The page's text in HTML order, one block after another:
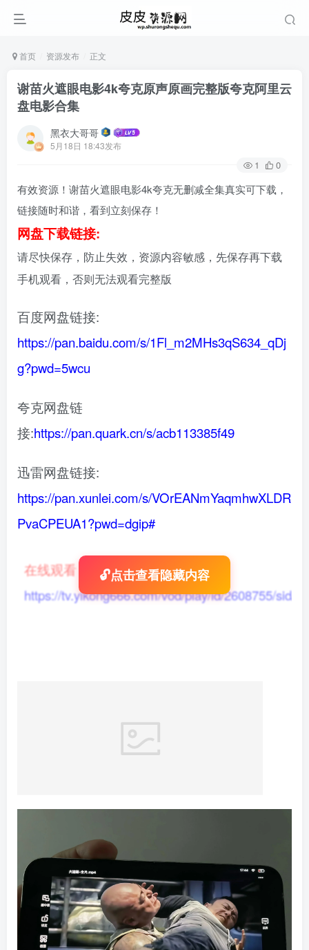
首页 资源发布 正文
谢苗火遮眼电影4k夸克原声原画完整版夸克阿里云
盘电影合集
黑衣大哥哥
5月18日 18:43发布
1 0
有效资源！谢苗火遮眼电影4k夸克无删减全集真实可下载，
链接随时和谐，看到立刻保存！
网盘下载链接:
请尽快保存，防止失效，资源内容敏感，先保存再下载
手机观看，否则无法观看完整版
百度网盘链接:
https://pan.baidu.com/s/1Fl_m2MHs3qS634_qDj
g?pwd=5wcu
夸克网盘链
接:https://pan.quark.cn/s/acb113385f49
迅雷网盘链接:
https://pan.xunlei.com/s/VOrEANmYaqmhwXLDR
PvaCPEUA1?pwd=dgip#
在线观看
https://tv.yikong666.com/vod/play/id/2608755/sid/
🔓点击查看隐藏内容